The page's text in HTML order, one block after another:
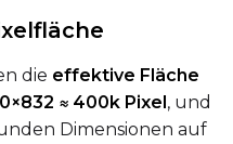
Prompt
Width
die effektive Fläche
≈ 400k Pixel, und
Dimensionen auf